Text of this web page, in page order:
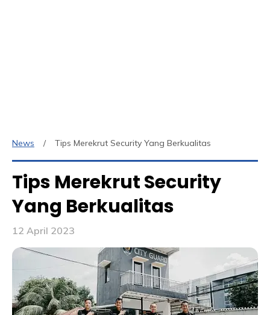
News Tips Merekrut Security Yang Berkualitas
Tips Merekrut Security
Yang Berkualitas
12 April 2023